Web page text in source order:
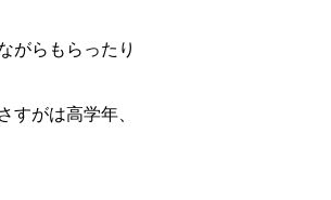
がらもらったり
すがは高学年、